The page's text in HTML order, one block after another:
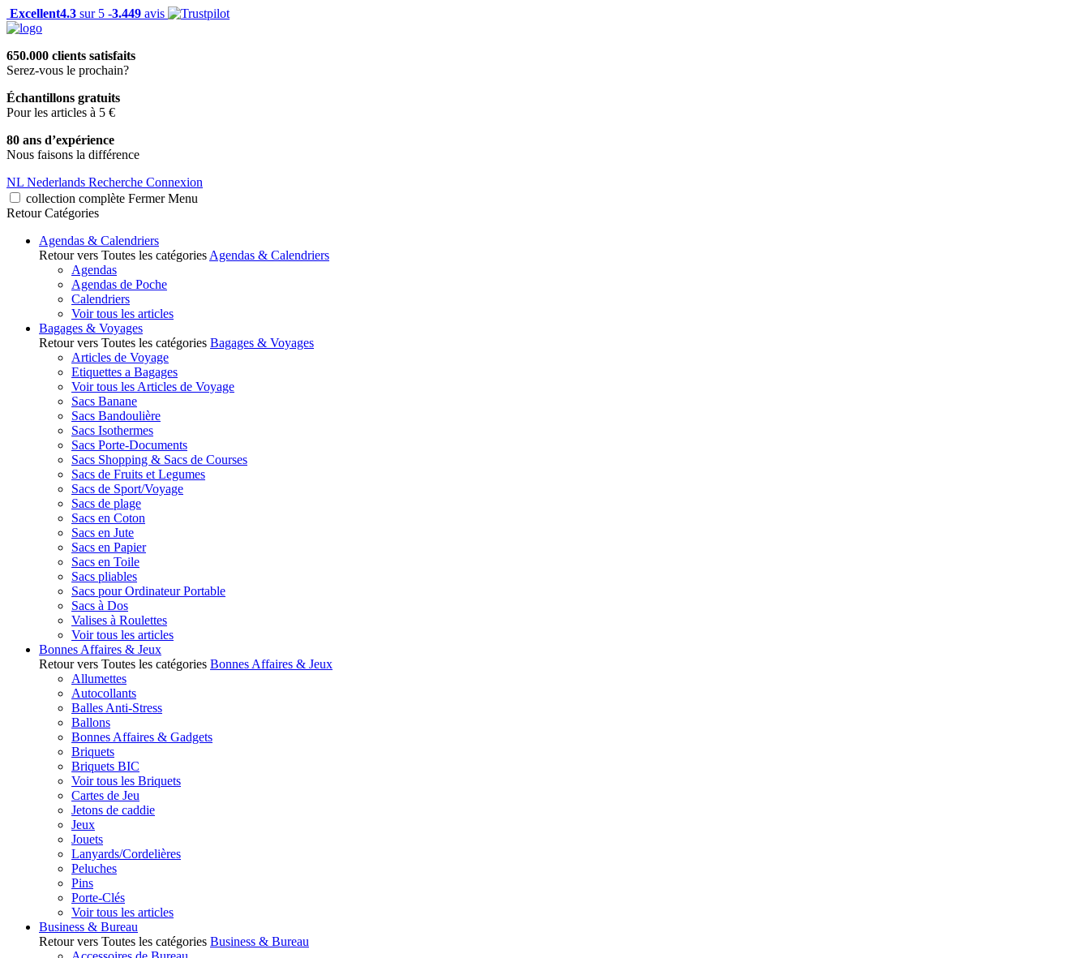
Excellent4.3 sur 5 -3.449 avis
650.000 clients satisfaits
Serez-vous le prochain?
Échantillons gratuits
Pour les articles à 5 €
80 ans d’expérience
Nous faisons la différence
NL Nederlands Recherche Connexion
collection complète Fermer Menu
Retour Catégories
Agendas & Calendriers
Retour vers Toutes les catégories Agendas & Calendriers
Agendas
Agendas de Poche
Calendriers
Voir tous les articles
Bagages & Voyages
Retour vers Toutes les catégories Bagages & Voyages
Articles de Voyage
Etiquettes a Bagages
Voir tous les Articles de Voyage
Sacs Banane
Sacs Bandoulière
Sacs Isothermes
Sacs Porte-Documents
Sacs Shopping & Sacs de Courses
Sacs de Fruits et Legumes
Sacs de Sport/Voyage
Sacs de plage
Sacs en Coton
Sacs en Jute
Sacs en Papier
Sacs en Toile
Sacs pliables
Sacs pour Ordinateur Portable
Sacs à Dos
Valises à Roulettes
Voir tous les articles
Bonnes Affaires & Jeux
Retour vers Toutes les catégories Bonnes Affaires & Jeux
Allumettes
Autocollants
Balles Anti-Stress
Ballons
Bonnes Affaires & Gadgets
Briquets
Briquets BIC
Voir tous les Briquets
Cartes de Jeu
Jetons de caddie
Jeux
Jouets
Lanyards/Cordelières
Peluches
Pins
Porte-Clés
Voir tous les articles
Business & Bureau
Retour vers Toutes les catégories Business & Bureau